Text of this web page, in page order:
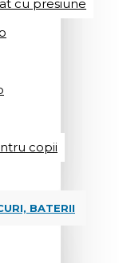
cu presiune
copii
BATERII